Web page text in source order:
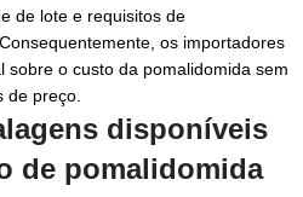
de lote e requisitos de
os importadores
sobre o custo da pomalidomida sem
de preço.
disponíveis
de pomalidomida